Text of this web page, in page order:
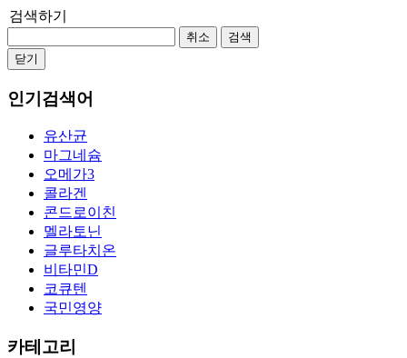
검색하기
취소
검색
닫기
인기검색어
유산균
마그네슘
오메가3
콜라겐
콘드로이친
멜라토닌
글루타치온
비타민D
코큐텐
국민영양
카테고리